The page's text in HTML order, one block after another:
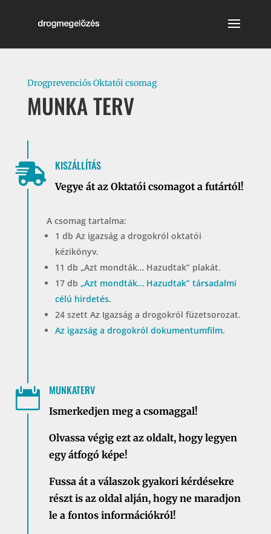
Drogprevenciós Oktatói csomag
MUNKA TERV
 KISZÁLLÍTÁS
Vegye át az Oktatói csomagot a futártól!
A csomag tartalma:
1 db Az igazság a drogokról oktatói
kézikönyv.
11 db „Azt mondták… Hazudtak” plakát.
17 db „Azt mondták… Hazudtak” társadalmi
célú hirdetés.
24 szett Az Igazság a drogokról füzetsorozat.
Az igazság a drogokról dokumentumfilm.
 MUNKATERV
Ismerkedjen meg a csomaggal!
Olvassa végig ezt az oldalt, hogy legyen
egy átfogó képe!
Fussa át a válaszok gyakori kérdésekre
részt is az oldal alján, hogy ne maradjon
le a fontos információkról!